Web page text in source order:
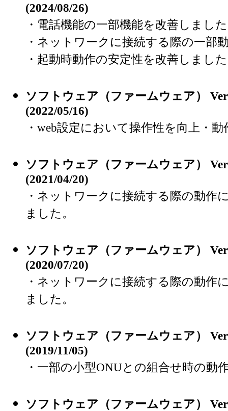
(2024/08/26)
・電話機能の一部機能を改善しまし
・ネットワークに接続する際の一部
・起動時動作の安定性を改善しまし
ソフトウェア（ファームウェア）
(2022/05/16)
・web設定において操作性を向上・
ソフトウェア（ファームウェア）
(2021/04/20)
・ネットワークに接続する際の動作
ました。
ソフトウェア（ファームウェア）
(2020/07/20)
・ネットワークに接続する際の動作
ました。
ソフトウェア（ファームウェア）
(2019/11/05)
・一部の小型ONUとの組合せ時の動
ソフトウェア（ファームウェア）